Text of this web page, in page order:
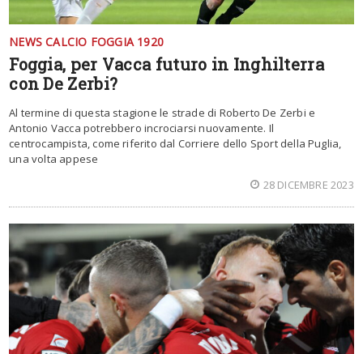
NEWS CALCIO FOGGIA 1920
Foggia, per Vacca futuro in Inghilterra
con De Zerbi?
Al termine di questa stagione le strade di Roberto De Zerbi e
Antonio Vacca potrebbero incrociarsi nuovamente. Il
centrocampista, come riferito dal Corriere dello Sport della Puglia,
una volta appese
28 DICEMBRE 2023